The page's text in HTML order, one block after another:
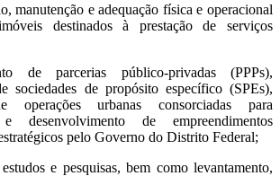
manutenção e adequação física e operacional
destinados à prestação de serviços
de parcerias público-privadas (PPPs),
sociedades de propósito específico (SPEs),
operações urbanas consorciadas para
e desenvolvimento de empreendimentos
pelo Governo do Distrito Federal;
e pesquisas, bem como levantamento,